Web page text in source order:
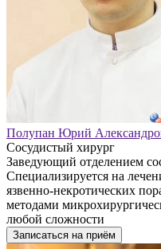
Полупан Юрий
Сосудистый хирург
Заведующий отделением
Специализируется на
язвенно-некротических
методами
любой сложности
Записаться на приём